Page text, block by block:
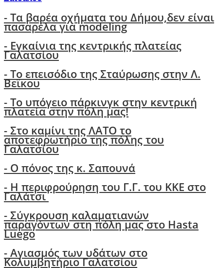
- Tα βαρέα οχήματα του Δήμου,δεν είναι
πασαρέλα για modeling
- Εγκαίνια της κεντρικής πλατείας
Γαλατσίου
- Το επεισόδιο της Σταύρωσης στην Λ.
Βεϊκου
- Το υπόγειο πάρκινγκ στην κεντρική
πλατεία στην πόλη μας!
- Στο καμίνι της ΛΑΤΟ το
αποτεφρωτήριο της πόλης του
Γαλατσίου
- Ο πόνος της κ. Σαπουνά
- H περιφρούρηση του Γ.Γ. του ΚΚΕ στο
Γαλάτσι
-Σύγκρουση καλαματιανών
παραγόντων στη πόλη μας στο Hasta
Luego
- Αγιασμός των υδάτων στο
Κολυμβητήριο Γαλατσίου